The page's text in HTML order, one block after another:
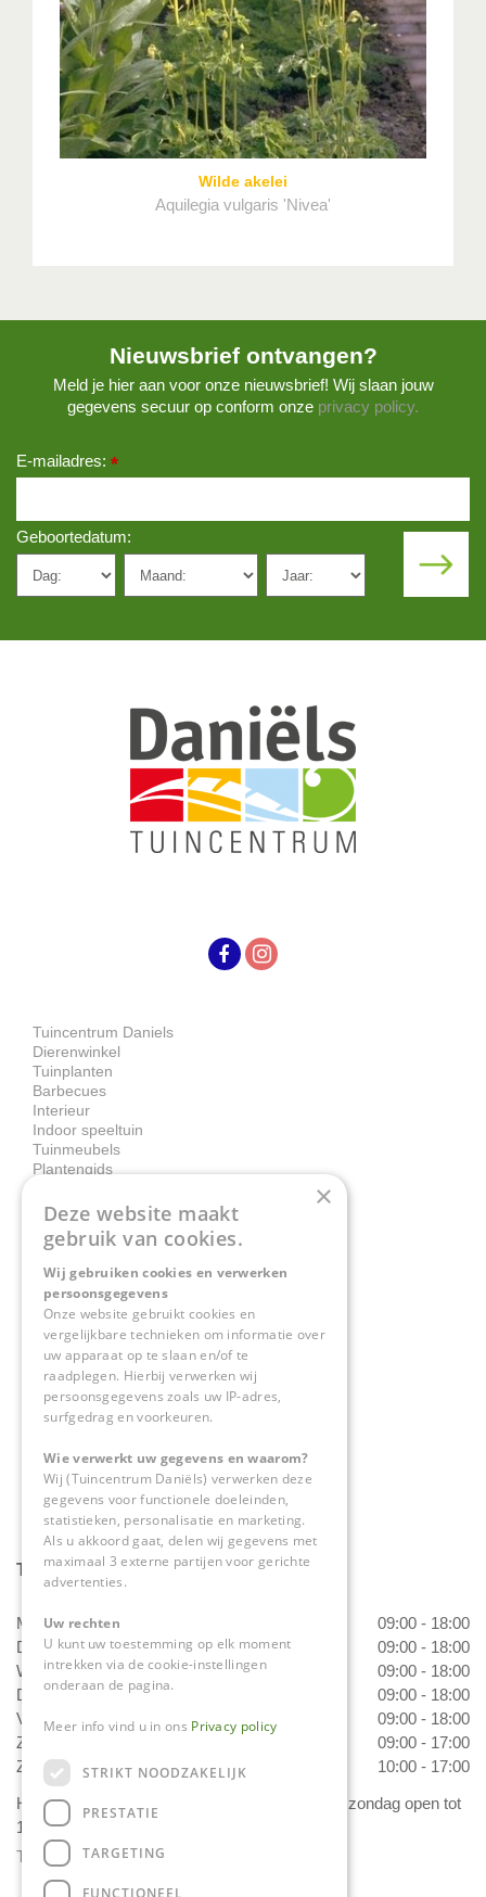
Wilde akelei
Aquilegia vulgaris 'Nivea'
Nieuwsbrief ontvangen?
Meld je hier aan voor onze nieuwsbrief! Wij slaan jouw
gegevens secuur op conform onze privacy policy.
E-mailadres: *
Geboortedatum:
Tuincentrum Daniels
Dierenwinkel
Tuinplanten
Barbecues
Interieur
Indoor speeltuin
Tuinmeubels
Plantengids
Contact
Tuincentrum Daniëls
Herkenbosserweg 4
6063 NL Vlodrop
0475-534298
info@tuincentrumdaniels.nl
Tuincentrum Daniëls
Maandag
09:00 - 18:00
Dinsdag
09:00 - 18:00
Woensdag
09:00 - 18:00
Donderdag
09:00 - 18:00
Vrijdag
09:00 - 18:00
Zaterdag
09:00 - 17:00
Zondag
10:00 - 17:00
Het 'Bloemetje van Daniëls' is van dinsdag t/m zondag open tot
17.00 uur!
Toon alle openingstijden
×
Deze website maakt
gebruik van cookies.
Wij gebruiken cookies en verwerken
persoonsgegevens
Onze website gebruikt cookies en
vergelijkbare technieken om informatie over
uw apparaat op te slaan en/of te
raadplegen. Hierbij verwerken wij
persoonsgegevens zoals uw IP-adres,
surfgedrag en voorkeuren.
Wie verwerkt uw gegevens en waarom?
Wij (Tuincentrum Daniëls) verwerken deze
gegevens voor functionele doeleinden,
statistieken, personalisatie en marketing.
Als u akkoord gaat, delen wij gegevens met
maximaal 3 externe partijen voor gerichte
advertenties.
Uw rechten
U kunt uw toestemming op elk moment
intrekken via de cookie-instellingen
onderaan de pagina.
Meer info vind u in ons Privacy policy
STRIKT NOODZAKELIJK
PRESTATIE
TARGETING
FUNCTIONEEL